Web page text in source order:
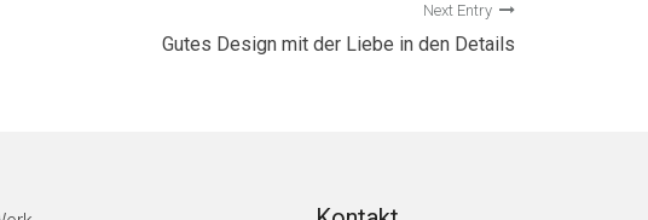
Next Entry
Gutes Design mit der Liebe in den Details